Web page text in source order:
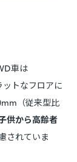
車は
トなフロアに
（従来型比
供から高齢者
されていま